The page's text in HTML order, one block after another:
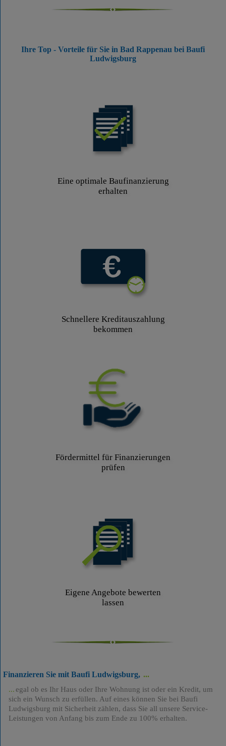
Ihre Top - Vorteile für Sie in Bad Rappenau bei Baufi
Ludwigsburg
Eine optimale Baufinanzierung
erhalten
Schnellere Kreditauszahlung
bekommen
Fördermittel für Finanzierungen
prüfen
Eigene Angebote bewerten
lassen
Finanzieren Sie mit Baufi Ludwigsburg,
egal ob es Ihr Haus oder Ihre Wohnung ist oder ein Kredit, um
sich ein Wunsch zu erfüllen. Auf eines können Sie bei Baufi
Ludwigsburg mit Sicherheit zählen, dass Sie all unsere Service-
Leistungen von Anfang bis zum Ende zu 100% erhalten.